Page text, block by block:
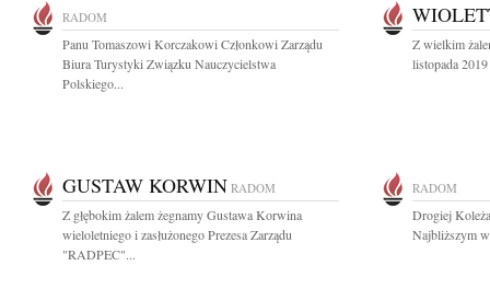
RADOM
Panu Tomaszowi Korczakowi Członkowi Zarządu
Biura Turystyki Związku Nauczycielstwa
Polskiego...
Z wielkim
listopada
GUSTAW KORWIN RADOM
Z głębokim żalem żegnamy Gustawa Korwina
wieloletniego i zasłużonego Prezesa Zarządu
"RADPEC"...
RADOM
Drogiej
Najbliższym